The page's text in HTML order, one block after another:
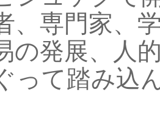
、専門家、
の発展、人
って踏み込